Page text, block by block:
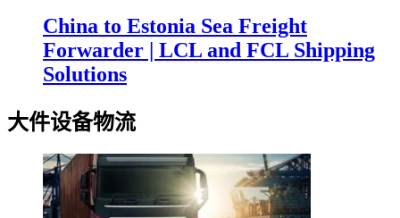
China to Estonia Sea Freight
Forwarder | LCL and FCL Shipping
Solutions
大件设备物流